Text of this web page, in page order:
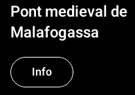
Pont medieval de
Malafogassa
Info